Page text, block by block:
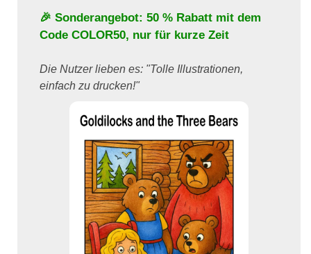
🎉 Sonderangebot: 50 % Rabatt mit dem
Code COLOR50, nur für kurze Zeit
Die Nutzer lieben es: "Tolle Illustrationen,
einfach zu drucken!"